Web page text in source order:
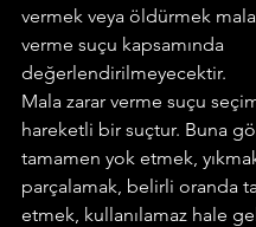
vermek veya öldürmek
verme suçu kapsamında
değerlendirilmeyecektir.
Mala zarar verme suçu
hareketli bir suçtur. Buna
tamamen yok etmek,
parçalamak, belirli oranda
etmek, kullanılamaz hale